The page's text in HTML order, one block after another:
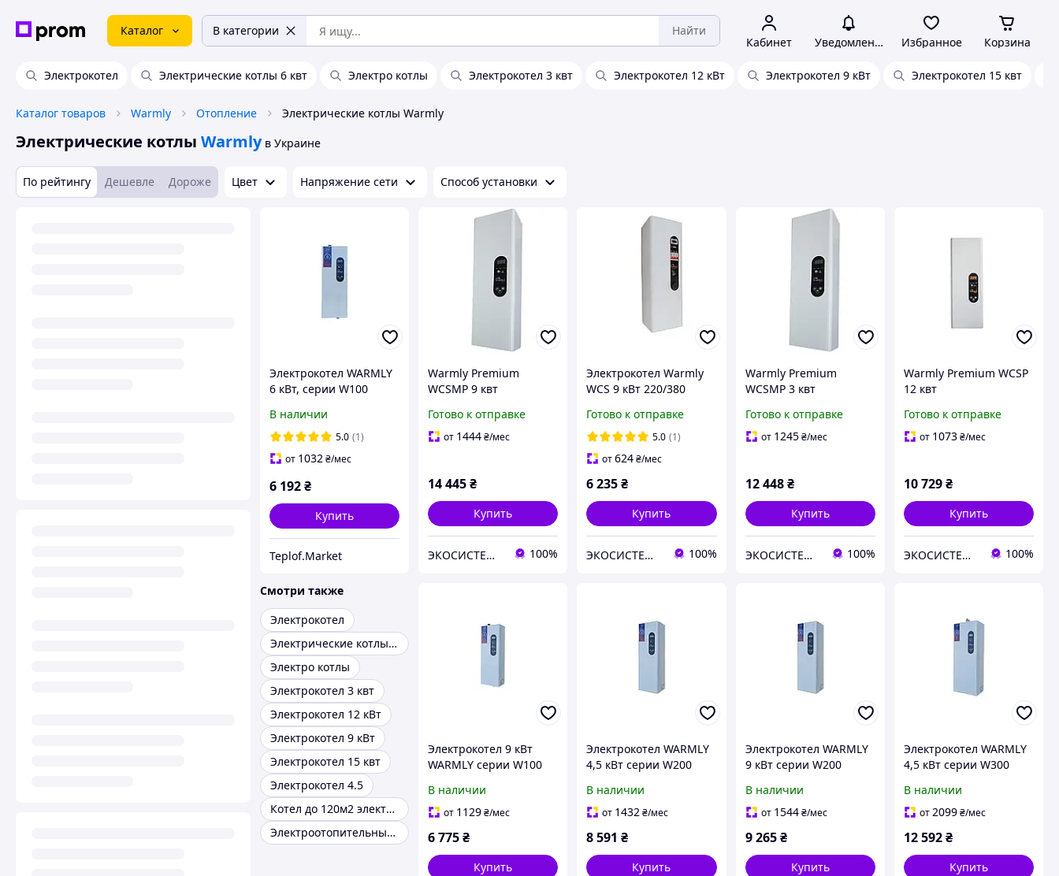
Каталог В категории Найти
Кабинет Уведомления Избранное Корзина
Электрокотел Электрические котлы 6 квт Электро котлы Электрокотел 3 квт Электрокотел 12 кВт Электрокотел 9 кВт Электрокотел 15 квт
Каталог товаров Warmly Отопление Электрические котлы Warmly
Электрические котлы Warmly в Украине
По рейтингу Дешевле Дороже Цвет Напряжение сети Способ установки
Электрокотел WARMLY
6 кВт, серии W100
В наличии
5.0 (1)
от 1032₴/мес
6 192₴
Купить
Teplof.Market
Warmly Premium
WCSMP 9 квт
Готово к отправке
от 1444₴/мес
14 445₴
Купить
ЭКОСИСТЕМ ИНЖИНИРИНГ ООО 100%
Электрокотел Warmly
WCS 9 кВт 220/380
Готово к отправке
5.0 (1)
от624₴/мес
6 235₴
Купить
ЭКОСИСТЕМ ИНЖИНИРИНГ ООО 100%
Warmly Premium
WCSMP 3 квт
Готово к отправке
от 1245 ₴/мес
12 448 ₴
Купить
ЭКОСИСТЕМ ИНЖИНИРИНГ ООО 100%
Warmly Premium WCSP
12 квт
Готово к отправке
от 1073₴/мес
10 729₴
Купить
ЭКОСИСТЕМ ИНЖИНИРИНГ ООО 100%
Смотри также
Электрокотел
Электрические котлы 6 квт
Электро котлы
Электрокотел 3 квт
Электрокотел 12 кВт
Электрокотел 9 кВт
Электрокотел 15 квт
Электрокотел 4.5
Котел до 120м2 электрический
Электроотопительные котлы
Электрокотел 9 кВт
WARMLY серии W100
В наличии
от 1129₴/мес
6 775₴
Купить
Электрокотел WARMLY
4,5 кВт серии W200
В наличии
от 1432₴/мес
8 591 ₴
Купить
Электрокотел WARMLY
9 кВт серии W200
В наличии
от 1544 ₴/мес
9 265 ₴
Купить
Электрокотел WARMLY
4,5 кВт серии W300
В наличии
от2099₴/мес
12 592₴
Купить